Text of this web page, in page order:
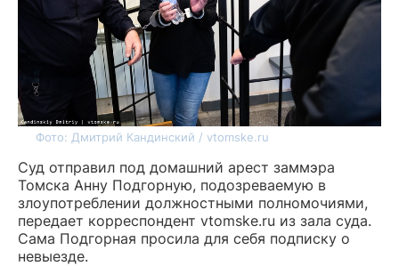
Фото: Дмитрий Кандинский / vtomske.ru
Суд отправил под домашний арест заммэра
Томска Анну Подгорную, подозреваемую в
злоупотреблении должностными полномочиями,
передает корреспондент vtomske.ru из зала суда.
Сама Подгорная просила для себя подписку о
невыезде.